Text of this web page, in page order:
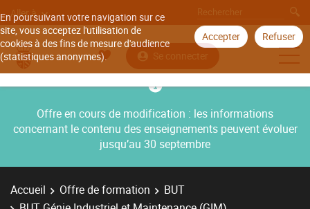
En poursuivant votre navigation sur ce
site, vous acceptez l'utilisation de
cookies à des fins de mesure d'audience
(statistiques anonymes).
Accepter Refuser
Aller à
Se connecter
Offre en cours de modification : les informations
concernant le contenu des enseignements peuvent évoluer
jusqu’au 30 septembre
Accueil Offre de formation
BUT